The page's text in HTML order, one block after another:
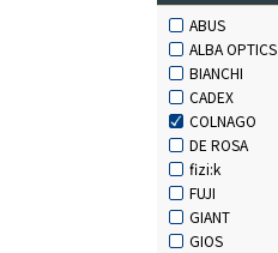
ABUS
ALBA OPTICS
BIANCHI
CADEX
COLNAGO
DE ROSA
fizi:k
FUJI
GIANT
GIOS